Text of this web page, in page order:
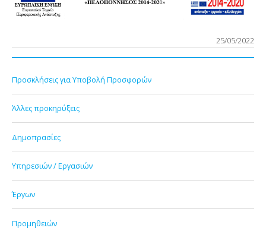
25/05/2022
Προσκλήσεις για Υποβολή Προσφορών
Άλλες προκηρύξεις
Δημοπρασίες
Υπηρεσιών / Εργασιών
Έργων
Προμηθειών